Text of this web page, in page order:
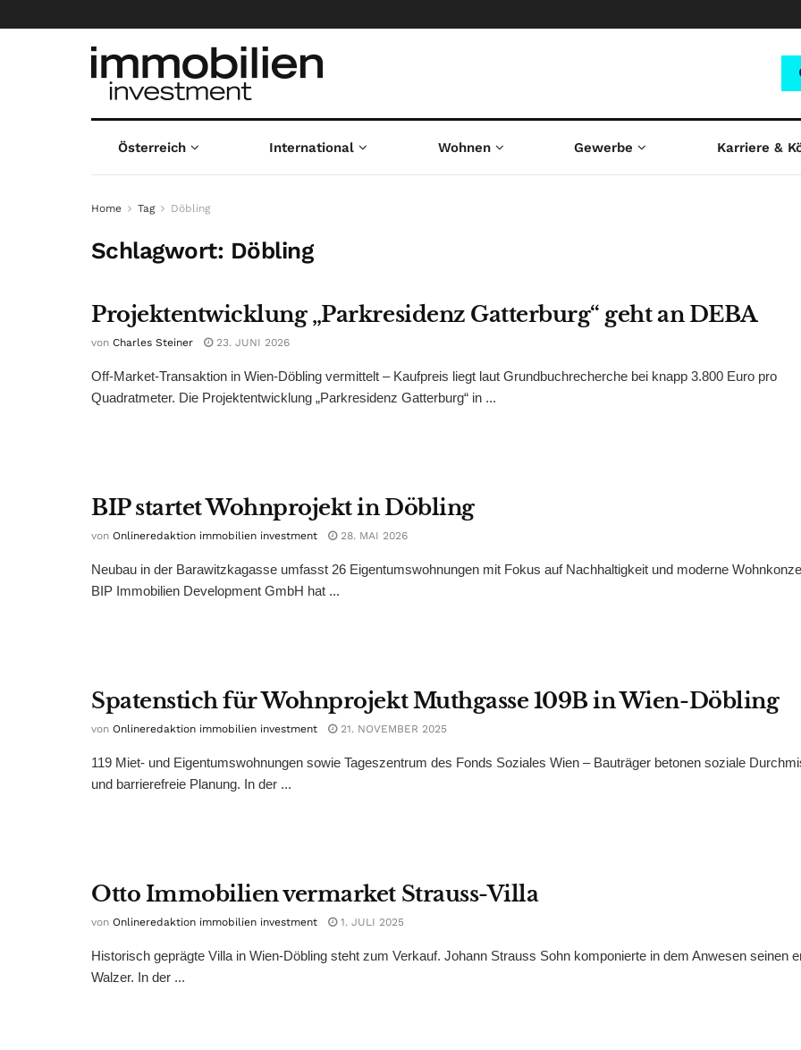
Österreich International Wohnen Gewerbe Karriere &
Home Tag Döbling
Schlagwort: Döbling
Projektentwicklung „Parkresidenz Gatterburg“ geht an DEBA
von Charles Steiner 23. JUNI 2026
Off-Market-Transaktion in Wien-Döbling vermittelt – Kaufpreis liegt laut Grundbuchrecherche bei knapp 3.800 Euro pro
Quadratmeter. Die Projektentwicklung „Parkresidenz Gatterburg“ in ...
BIP startet Wohnprojekt in Döbling
von Onlineredaktion immobilien investment 28. MAI 2026
Neubau in der Barawitzkagasse umfasst 26 Eigentumswohnungen mit Fokus auf Nachhaltigkeit und moderne
BIP Immobilien Development GmbH hat ...
Spatenstich für Wohnprojekt Muthgasse 109B in Wien-Döbling
von Onlineredaktion immobilien investment 21. NOVEMBER 2025
119 Miet- und Eigentumswohnungen sowie Tageszentrum des Fonds Soziales Wien – Bauträger betonen soziale
und barrierefreie Planung. In der ...
Otto Immobilien vermarket Strauss-Villa
von Onlineredaktion immobilien investment 1. JULI 2025
Historisch geprägte Villa in Wien-Döbling steht zum Verkauf. Johann Strauss Sohn komponierte in dem Anwesen seinen
Walzer. In der ...